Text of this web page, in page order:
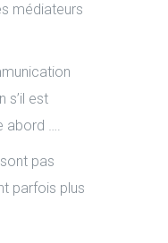
médiateurs
s’il est
abord ….
pas
parfois plus